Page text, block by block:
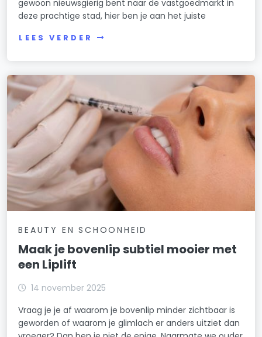
gewoon nieuwsgierig bent naar de vastgoedmarkt in
deze prachtige stad, hier ben je aan het juiste
LEES VERDER
BEAUTY EN SCHOONHEID
Maak je bovenlip subtiel mooier met
een Liplift
14 november 2025
Vraag je je af waarom je bovenlip minder zichtbaar is
geworden of waarom je glimlach er anders uitziet dan